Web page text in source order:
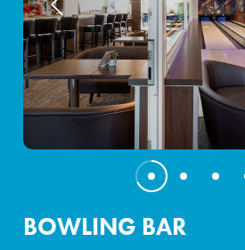
RegistráciaZabudnuté
BOWLING BAR